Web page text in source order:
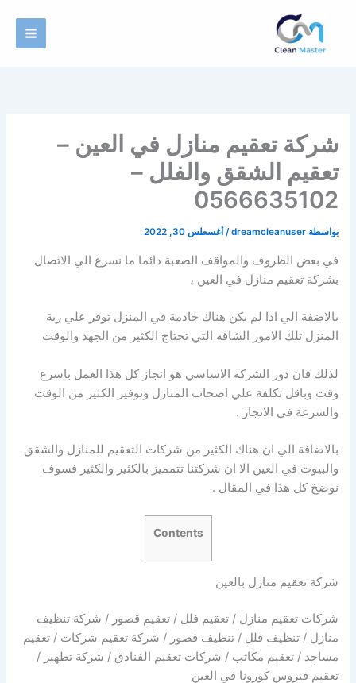
المحتوى
شركة تعقيم منازل في العين –
تعقيم الشقق والفلل –
0566635102
بواسطة dreamcleanuser
/ أغسطس 30, 2022
في بعض الظروف والمواقف الصعبة دائما ما نسرع الي الاتصال
بشركة تعقيم منازل في العين ،
بالاضفة الي اذا لم يكن هناك خادمة في المنزل توفر علي ربة
المنزل تلك الامور الشاقة التي تحتاج الكثير من الجهد والوقت
لذلك فان دور الشركة الاساسي هو انجاز كل هذا العمل باسرع
وقت وباقل تكلفة علي اصحاب المنازل وتوفير الكثير من الوقت
والسرعة في الانجاز .
بالاضافة الي ان هناك الكثير من شركات التعقيم للمنازل والشقق
والبيوت في العين الا ان شركتنا تتمميز بالكثير والكثير فسوف
نوضخ كل هذا في المقال .
Contents
شركة تعقيم منازل بالعين
شركات تعقيم منازل / تعقيم فلل / تعقيم قصور / شركة تنظيف
منازل / تنظيف فلل / تنظيف قصور / شركة تعقيم شركات / تعقيم
مساجد / تعقيم مكاتب / شركات تعقيم الفنادق / شركة تطهير /
تعقيم فيروس كورونا في العين